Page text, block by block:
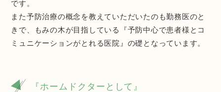
です。
また予防治療の概念を教えていただいたのも勤務医のと
きで、もみの木が目指している『予防中心で患者様とコ
ミュニケーションがとれる医院』の礎となっています。
『ホームドクターとして』